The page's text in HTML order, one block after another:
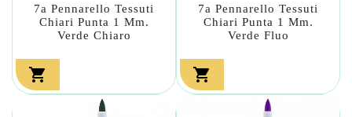
7a Pennarello Tessuti
Chiari Punta 1 Mm.
Verde Chiaro

7a Pennarello Tessuti
Chiari Punta 1 Mm.
Verde Fluo
